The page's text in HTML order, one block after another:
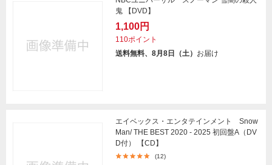
鬼 【DVD】
1,100円
110ポイント
送料無料、8月8日（土） お届け
エイベックス・エンタテインメント Snow
Man/ THE BEST 2020 - 2025 初回盤A（DV
D付） 【CD】
(12)